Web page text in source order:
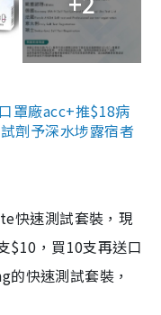
罩廠acc+推$18病
劑予深水埗露宿者
快速測試套裝，現
$10，買10支再送口
快速測試套裝，